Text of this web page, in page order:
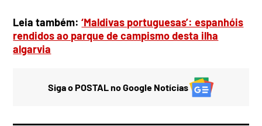
Leia também:‘Maldivas portuguesas’: espanhóis
rendidos ao parque de campismo desta ilha
algarvia
Siga o POSTAL no Google Notícias